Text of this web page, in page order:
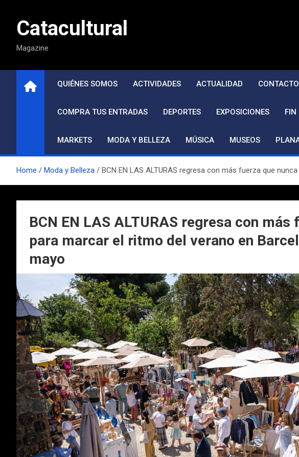
contenidoCatacultural
Magazine
QUIÉNES SOMOS ACTIVIDADES ACTUALIDAD CONTACTO
COMPRA TUS ENTRADAS DEPORTES EXPOSICIONES FIN
MARKETS MODA Y BELLEZA MÚSICA MUSEOS
Home Moda y Belleza BCN EN LAS ALTURAS regresa con más fuerza que
BCN EN LAS ALTURAS regresa con más
para marcar el ritmo del verano en
mayo